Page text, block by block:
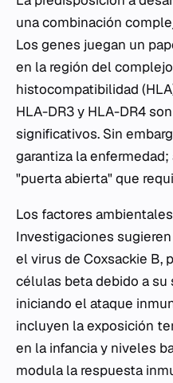
una combinación
Los genes juegan un
en la región del
histocompatibilidad
HLA-DR3 y HLA-DR4
significativos. Sin
garantiza la
"puerta abierta" que
Los factores
Investigaciones
el virus de Coxsackie B,
células beta debido a
iniciando el ataque
incluyen la exposición
en la infancia y niveles
modula la respuesta